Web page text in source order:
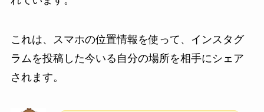
これは、スマホの位置情報を使って、インスタグ
ラムを投稿した今いる自分の場所を相手にシェア
されます。